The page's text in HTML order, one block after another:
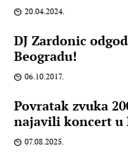
20.04.2024.
DJ Zardonic
Beogradu!
06.10.2017.
Povratak zvuka
najavili koncert u
07.08.2025.